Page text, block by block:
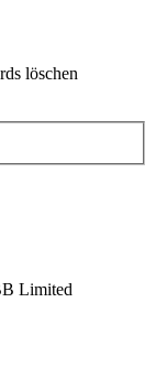
löschen
Limited